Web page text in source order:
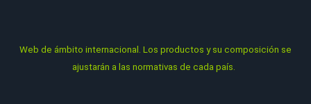
Web de ámbito internacional. Los productos y su composición se
ajustarán a las normativas de cada país.